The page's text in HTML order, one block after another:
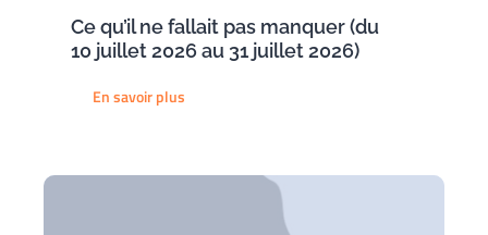
Ce qu’il ne fallait pas manquer (du
10 juillet 2026 au 31 juillet 2026)
En savoir plus